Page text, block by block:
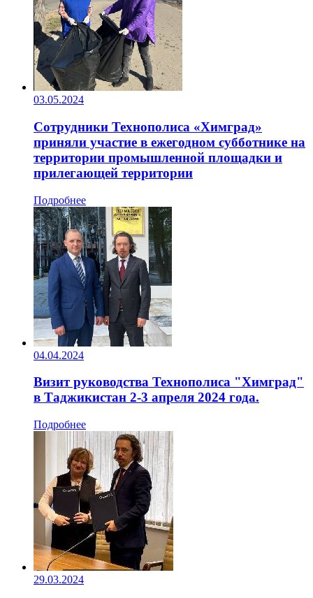
03.05.2024
Сотрудники Технополиса «Химград»
приняли участие в ежегодном субботнике на
территории промышленной площадки и
прилегающей территории
Подробнее
04.04.2024
Визит руководства Технополиса "Химград"
в Таджикистан 2-3 апреля 2024 года.
Подробнее
29.03.2024